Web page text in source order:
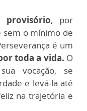
provisório, por
sem o mínimo de
é um
toda a vida. O
vocação, se
e levá-la até
na trajetória e